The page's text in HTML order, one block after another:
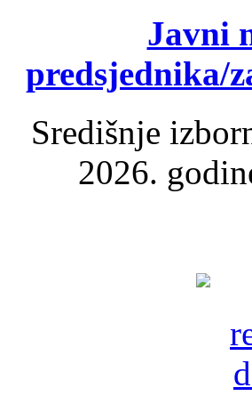
Javni
predsjednika/
Središnje
2026.